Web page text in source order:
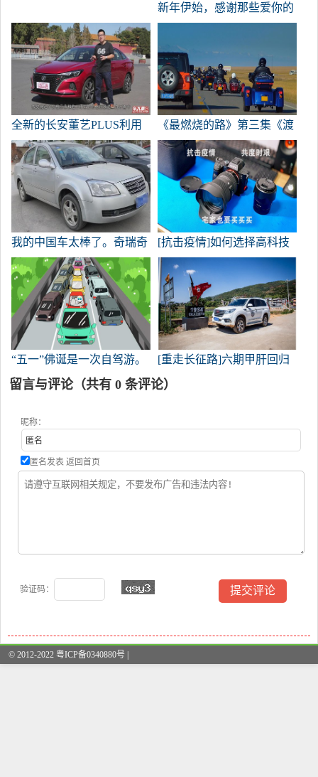
新年伊始，感谢那些爱你的
全新的长安董艺PLUS利用
蓝鲸力量与朗逸展开竞争，
在市场上的售价为72900-
103900元。
《最燃烧的路》第三集《渡
口路》!我遇到了一群80多
万辆哈雷摩托车。
我的中国车太棒了。奇瑞奇
云3是一个真正的镜头。
[抗击疫情]如何选择高科技
健身器材——石马24-70E刺
刀大师G的主观评价
“五一”佛诞是一次自驾游。
[重走长征路]六期甲肝回归
金沙江
留言与评论（共有 0 条评论）
昵称：
匿名发表 返回首页
验证码：
© 2012-2022 粤ICP备0340880号 |